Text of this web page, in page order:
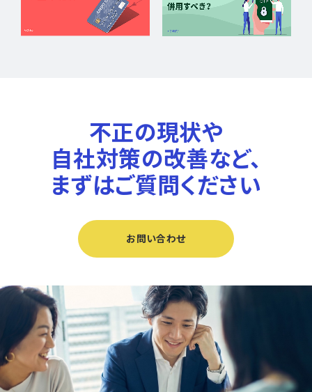
不正の現状や
自社対策の改善など、
まずはご質問ください
お問い合わせ